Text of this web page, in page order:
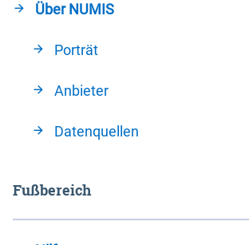
Über NUMIS
Porträt
Anbieter
Datenquellen
Fußbereich